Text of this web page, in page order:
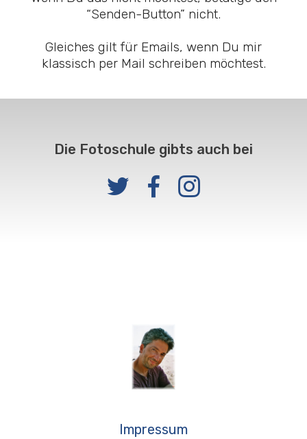
“Senden-Button” nicht.
Gleiches gilt für Emails, wenn Du mir
klassisch per Mail schreiben möchtest.
Die Fotoschule gibts auch bei
Impressum